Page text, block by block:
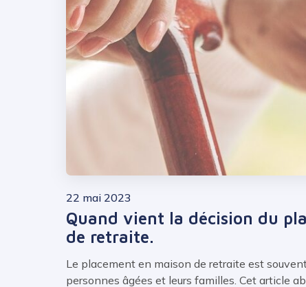
22 mai 2023
Quand vient la décision du
de retraite.
Le placement en maison de retraite est
personnes âgées et leurs familles. Cet article